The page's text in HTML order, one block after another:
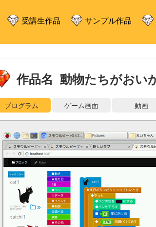
受講生作品 サンプル作品
作品名 動物たちがおい
プログラム ゲーム画面 動画